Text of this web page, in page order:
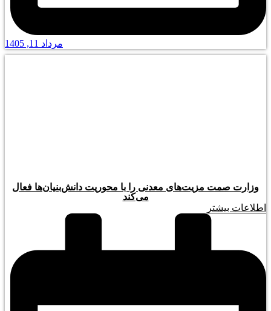
مرداد 11, 1405
وزارت صمت مزیت‌های معدنی را با محوریت دانش‌بنیان‌ها فعال
می‌کند
اطلاعات بیشتر